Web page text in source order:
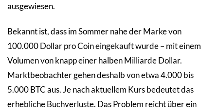
ausgewiesen.
Bekannt ist, dass im Sommer nahe der Marke von
100.000 Dollar pro Coin eingekauft wurde – mit einem
Volumen von knapp einer halben Milliarde Dollar.
Marktbeobachter gehen deshalb von etwa 4.000 bis
5.000 BTC aus. Je nach aktuellem Kurs bedeutet das
erhebliche Buchverluste. Das Problem reicht über ein